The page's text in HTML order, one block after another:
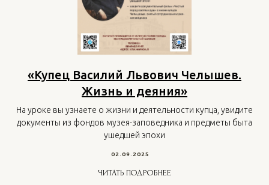
«Купец Василий Львович Челышев.
Жизнь и деяния»
На уроке вы узнаете о жизни и деятельности купца, увидите
документы из фондов музея-заповедника и предметы быта
ушедшей эпохи
02.09.2025
ЧИТАТЬ ПОДРОБНЕЕ